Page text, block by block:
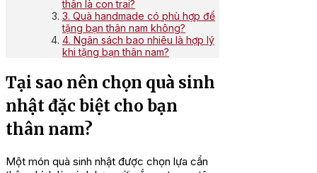
thân là con trai?
3. Quà handmade có phù hợp để
tặng bạn thân nam không?
4. Ngân sách bao nhiêu là hợp lý
khi tặng bạn thân nam?
Tại sao nên chọn quà sinh
nhật đặc biệt cho bạn
thân nam?
Một món quà sinh nhật được chọn lựa cẩn